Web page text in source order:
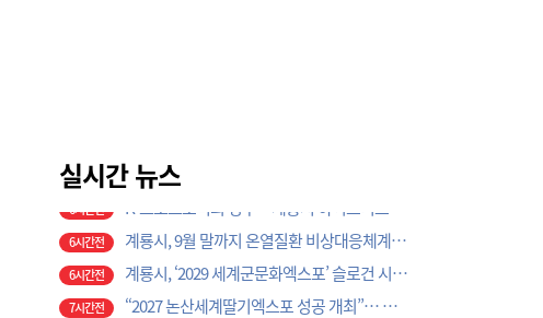
실시간 뉴스
6시간전
6시간전
7시간전 “2027 논산세계딸기엑스포 성공 개최”… 지역 단체·기업 응원 열기 ‘후끈’
7시간전 태안군, 2026 을지연습 준비 '이상 무'